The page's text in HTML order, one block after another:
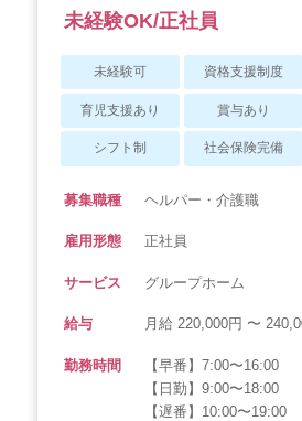
未経験OK/正社員
未経験可 資格支援制度
育児支援あり 賞与あり
シフト制 社会保険完備
募集職種 ヘルパー・介護職
雇用形態 正社員
サービス グループホーム
給与 月給 220,000円 〜
勤務時間
【早番】7:00〜16:00
【日勤】9:00〜18:00
【遅番】10:00〜19:00